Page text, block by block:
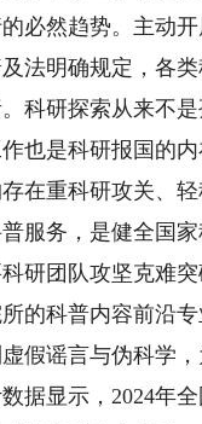
必然趋势。主动
法明确规定，各
科研探索从来不
也是科研报国的内
重科研攻关、轻
服务，是健全国
研团队攻坚克难
的科普内容前沿
假谣言与伪科学
显示，2024年全